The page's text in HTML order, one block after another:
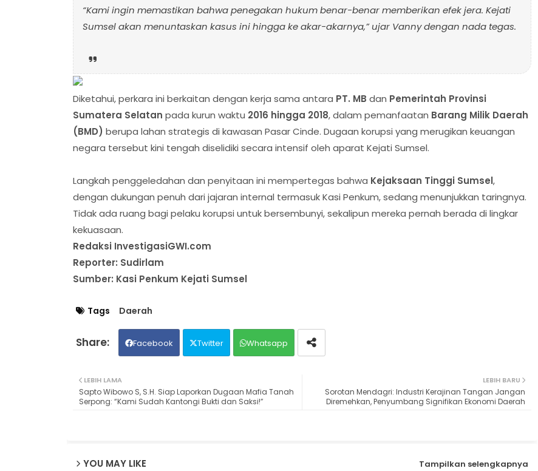
“Kami ingin memastikan bahwa penegakan hukum benar-benar memberikan efek jera. Kejati
Sumsel akan menuntaskan kasus ini hingga ke akar-akarnya,”ujar Vanny dengan nada tegas.
Diketahui, perkara ini berkaitan dengan kerja sama antara PT. MB dan Pemerintah Provinsi
Sumatera Selatan pada kurun waktu 2016 hingga 2018, dalam pemanfaatan Barang Milik Daerah
(BMD) berupa lahan strategis di kawasan Pasar Cinde. Dugaan korupsi yang merugikan keuangan
negara tersebut kini tengah diselidiki secara intensif oleh aparat Kejati Sumsel.
Langkah penggeledahan dan penyitaan ini mempertegas bahwa Kejaksaan Tinggi Sumsel,
dengan dukungan penuh dari jajaran internal termasuk Kasi Penkum, sedang menunjukkan taringnya.
Tidak ada ruang bagi pelaku korupsi untuk bersembunyi, sekalipun mereka pernah berada di lingkar
kekuasaan.
Redaksi InvestigasiGWI.com
Reporter: Sudirlam
Sumber: Kasi Penkum Kejati Sumsel
Tags Daerah
Facebook Twitter Whatsapp
LEBIH BARU
Sorotan Mendagri: Industri Kerajinan Tangan Jangan
Diremehkan, Penyumbang Signifikan Ekonomi Daerah
LEBIH LAMA
Sapto Wibowo S, S.H. Siap Laporkan Dugaan Mafia Tanah
Serpong: “Kami Sudah Kantongi Bukti dan Saksi!”
YOU MAY LIKE Tampilkan selengkapnya